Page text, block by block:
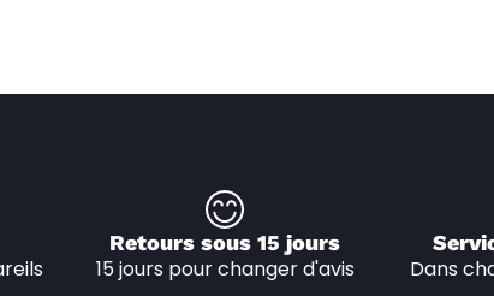
Retours sous 15 jours
15 jours pour changer d'avis
Dans